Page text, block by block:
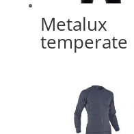
Metalux
temperate